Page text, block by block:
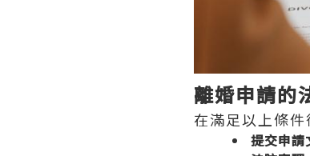
離婚申請的
在滿足以上條
提交申請